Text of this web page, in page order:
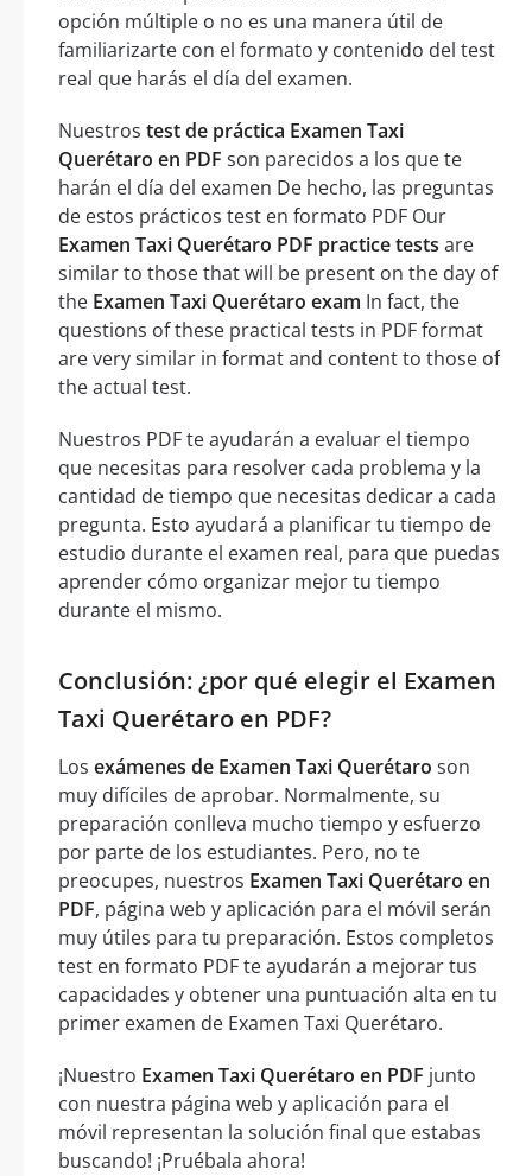
opción múltiple o no es una manera útil de
familiarizarte con el formato y contenido del test
real que harás el día del examen.
Nuestros test de práctica Examen Taxi
Querétaro en PDF son parecidos a los que te
harán el día del examen De hecho, las preguntas
de estos prácticos test en formato PDF Our
Examen Taxi Querétaro PDF practice tests are
similar to those that will be present on the day of
the Examen Taxi Querétaro exam In fact, the
questions of these practical tests in PDF format
are very similar in format and content to those of
the actual test.
Nuestros PDF te ayudarán a evaluar el tiempo
que necesitas para resolver cada problema y la
cantidad de tiempo que necesitas dedicar a cada
pregunta. Esto ayudará a planificar tu tiempo de
estudio durante el examen real, para que puedas
aprender cómo organizar mejor tu tiempo
durante el mismo.
Conclusión: ¿por qué elegir el Examen
Taxi Querétaro en PDF?
Los exámenes de Examen Taxi Querétaro son
muy difíciles de aprobar. Normalmente, su
preparación conlleva mucho tiempo y esfuerzo
por parte de los estudiantes. Pero, no te
preocupes, nuestros Examen Taxi Querétaro en
PDF, página web y aplicación para el móvil serán
muy útiles para tu preparación. Estos completos
test en formato PDF te ayudarán a mejorar tus
capacidades y obtener una puntuación alta en tu
primer examen de Examen Taxi Querétaro.
¡Nuestro Examen Taxi Querétaro en PDF junto
con nuestra página web y aplicación para el
móvil representan la solución final que estabas
buscando! ¡Pruébala ahora!